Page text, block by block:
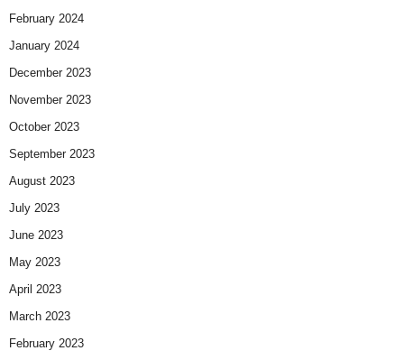
February 2024
January 2024
December 2023
November 2023
October 2023
September 2023
August 2023
July 2023
June 2023
May 2023
April 2023
March 2023
February 2023